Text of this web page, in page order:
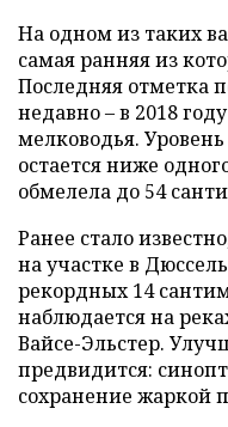
На одном из таких
самая ранняя из
Последняя отметка
недавно – в 2018
мелководья.
остается ниже
обмелела до 54
Ранее стало
на участке в
рекордных 14
наблюдается на
Вайсе-Эльстер.
предвидится:
сохранение жаркой